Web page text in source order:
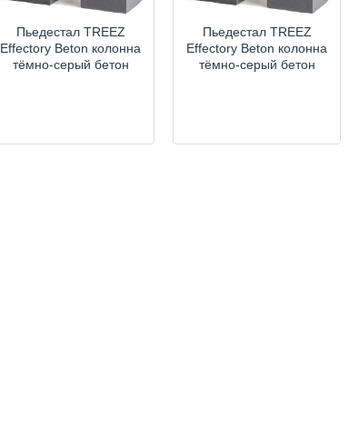
Пьедестал TREEZ
Effectory Beton колонна
тёмно-серый бетон
Пьедестал TREEZ
Effectory Beton колонна
тёмно-серый бетон